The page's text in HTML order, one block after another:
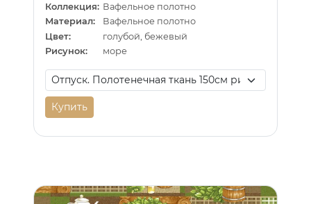
Коллекция: Вафельное полотно
Материал:
Вафельное полотно
Цвет:
голубой, бежевый
Рисунок:
море
Купить